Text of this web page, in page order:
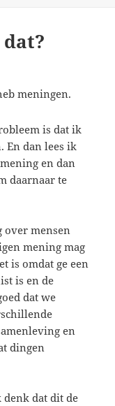
meningen.
is dat ik
En dan lees ik
en dan
daarnaar te
over mensen
mening mag
is omdat ge een
is en de
dat we
en
dingen
dat dit de